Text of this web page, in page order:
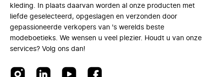
kleding. In plaats daarvan worden al onze producten met
liefde geselecteerd, opgeslagen en verzonden door
gepassioneerde verkopers van 's werelds beste
modeboetieks. We wensen u veel plezier. Houdt u van onze
services? Volg ons dan!